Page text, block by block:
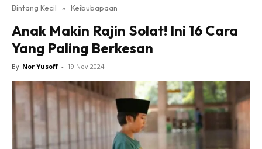
Bintang Kecil » Keibubapaan
Anak Makin Rajin Solat! Ini 16 Cara
Yang Paling Berkesan
By Nor Yusoff - 19 Nov 2024